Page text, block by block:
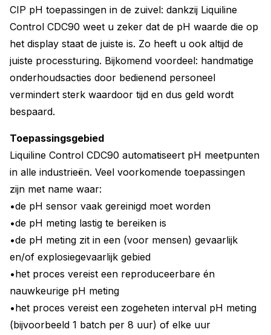
CIP pH toepassingen in de zuivel: dankzij Liquiline
Control CDC90 weet u zeker dat de pH waarde die op
het display staat de juiste is. Zo heeft u ook altijd de
juiste processturing. Bijkomend voordeel: handmatige
onderhoudsacties door bedienend personeel
vermindert sterk waardoor tijd en dus geld wordt
bespaard.
Toepassingsgebied
Liquiline Control CDC90 automatiseert pH meetpunten
in alle industrieën. Veel voorkomende toepassingen
zijn met name waar:
•de pH sensor vaak gereinigd moet worden
•de pH meting lastig te bereiken is
•de pH meting zit in een (voor mensen) gevaarlijk
en/of explosiegevaarlijk gebied
•het proces vereist een reproduceerbare én
nauwkeurige pH meting
•het proces vereist een zogeheten interval pH meting
(bijvoorbeeld 1 batch per 8 uur) of elke uur